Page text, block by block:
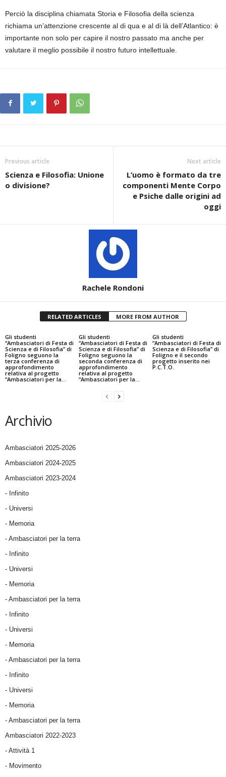
Perciò la disciplina chiamata Storia e Filosofia della scienza
richiama un’attenzione crescente al di qua e al di là dell’Atlantico: è
importante non solo per capire il nostro passato ma anche per
valutare il meglio possibile il nostro futuro intellettuale.
Previous article
Scienza e Filosofia: Unione
o divisione?
Next article
L’uomo è formato da tre
componenti Mente Corpo
e Psiche dalle origini ad
oggi
Rachele Rondoni
RELATED ARTICLES MORE FROM AUTHOR
Gli studenti
“Ambasciatori di Festa di
Scienza e di Filosofia” di
Foligno seguono la
terza conferenza di
approfondimento
relativa al progetto
“Ambasciatori per la...
Gli studenti
“Ambasciatori di Festa di
Scienza e di Filosofia” di
Foligno seguono la
seconda conferenza di
approfondimento
relativa al progetto
“Ambasciatori per la...
Gli studenti
“Ambasciatori di Festa di
Scienza e di Filosofia” di
Foligno e il secondo
progetto inserito nei
P.C.T.O.
Archivio
Ambasciatori 2025-2026
Ambasciatori 2024-2025
Ambasciatori 2023-2024
- Infinito
- Universi
- Memoria
- Ambasciatori per la terra
- Infinito
- Universi
- Memoria
- Ambasciatori per la terra
- Infinito
- Universi
- Memoria
- Ambasciatori per la terra
- Infinito
- Universi
- Memoria
- Ambasciatori per la terra
Ambasciatori 2022-2023
- Attività 1
- Movimento